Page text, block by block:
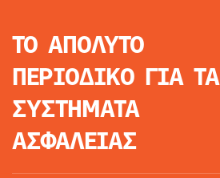
ΤΟ ΑΠΟΛΥΤΟ
ΠΕΡΙΟΔΙΚΟ ΓΙΑ ΤΑ
ΣΥΣΤΗΜΑΤΑ
ΑΣΦΑΛΕΙΑΣ